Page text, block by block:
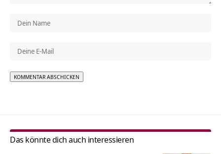
Das könnte dich auch interessieren